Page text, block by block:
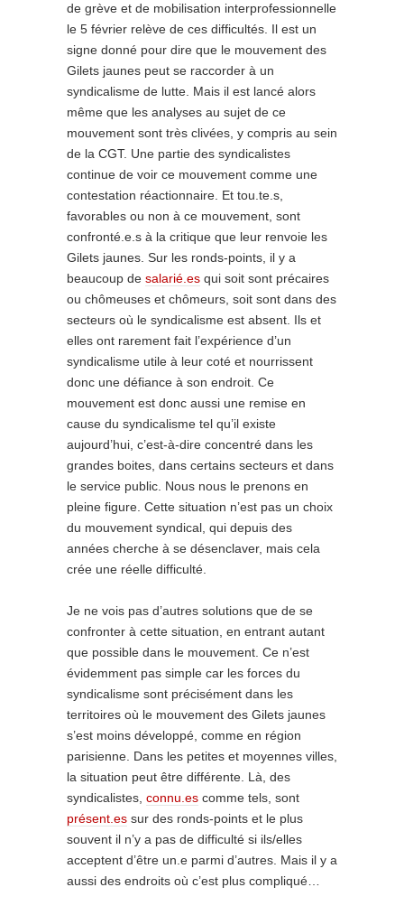
de grève et de mobilisation interprofessionnelle
le 5 février relève de ces difficultés. Il est un
signe donné pour dire que le mouvement des
Gilets jaunes peut se raccorder à un
syndicalisme de lutte. Mais il est lancé alors
même que les analyses au sujet de ce
mouvement sont très clivées, y compris au sein
de la CGT. Une partie des syndicalistes
continue de voir ce mouvement comme une
contestation réactionnaire. Et tou.te.s,
favorables ou non à ce mouvement, sont
confronté.e.s à la critique que leur renvoie les
Gilets jaunes. Sur les ronds-points, il y a
beaucoup de salarié.es qui soit sont précaires
ou chômeuses et chômeurs, soit sont dans des
secteurs où le syndicalisme est absent. Ils et
elles ont rarement fait l’expérience d’un
syndicalisme utile à leur coté et nourrissent
donc une défiance à son endroit. Ce
mouvement est donc aussi une remise en
cause du syndicalisme tel qu’il existe
aujourd’hui, c’est-à-dire concentré dans les
grandes boites, dans certains secteurs et dans
le service public. Nous nous le prenons en
pleine figure. Cette situation n’est pas un choix
du mouvement syndical, qui depuis des
années cherche à se désenclaver, mais cela
crée une réelle difficulté.
Je ne vois pas d’autres solutions que de se
confronter à cette situation, en entrant autant
que possible dans le mouvement. Ce n’est
évidemment pas simple car les forces du
syndicalisme sont précisément dans les
territoires où le mouvement des Gilets jaunes
s’est moins développé, comme en région
parisienne. Dans les petites et moyennes villes,
la situation peut être différente. Là, des
syndicalistes, connu.es comme tels, sont
présent.es sur des ronds-points et le plus
souvent il n’y a pas de difficulté si ils/elles
acceptent d’être un.e parmi d’autres. Mais il y a
aussi des endroits où c’est plus compliqué…